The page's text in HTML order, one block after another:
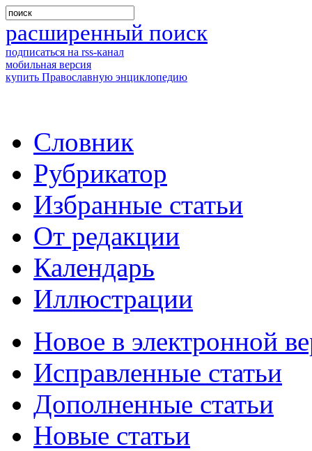
расширенный поиск
подписаться на rss-канал
мобильная версия
купить Православную энциклопедию
Словник
Рубрикатор
Избранные статьи
От редакции
Календарь
Иллюстрации
Новое в электронной
Исправленные статьи
Дополненные статьи
Новые статьи